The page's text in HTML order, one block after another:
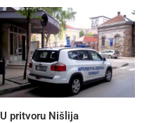
U pritvoru Nišlija